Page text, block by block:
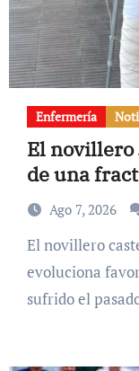
Enfermería
El novillero
de una
Ago 7, 2026
El novillero castellonense Javier Aparicio
evoluciona
sufrido el